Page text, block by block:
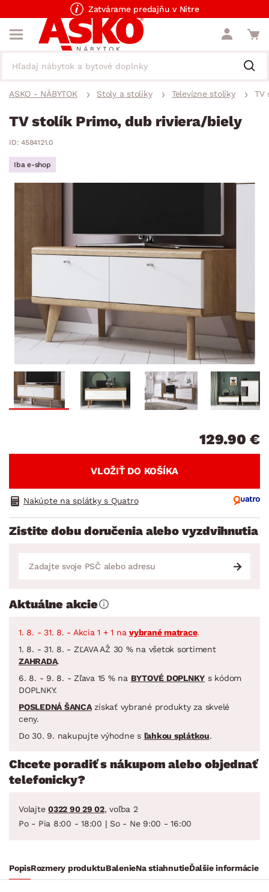
Zatvárame predajňu v Nitre
ASKO - NÁBYTOK Stoly a stolíky Televízne stolíky TV
TV stolík Primo, dub riviera/biely
ID: 4584121.0
Iba e-shop
129.90 €
VLOŽIŤ DO KOŠÍKA
Nakúpte na splátky s Quatro
Zistite dobu doručenia alebo vyzdvihnutia
Aktuálne akcie
1. 8. - 31. 8. - Akcia 1 + 1 na vybrané matrace.
1. 8. - 31. 8. - ZĽAVA AŽ 30 % na všetok sortiment
ZAHRADA.
6. 8. - 9. 8. - Zľava 15 % na BYTOVÉ DOPLNKY s kódom
DOPLNKY.
POSLEDNÁ ŠANCAzískať vybrané produkty za skvelé
ceny.
Do 30. 9. nakupujte výhodne s ľahkou splátkou.
Chcete poradiť s nákupom alebo objednať
telefonicky?
Volajte 0322 90 29 02, voľba 2
Po - Pia 8:00 - 18:00 | So - Ne 9:00 - 16:00
PopisRozmery produktuBalenieNa stiahnutieĎalšie informácie